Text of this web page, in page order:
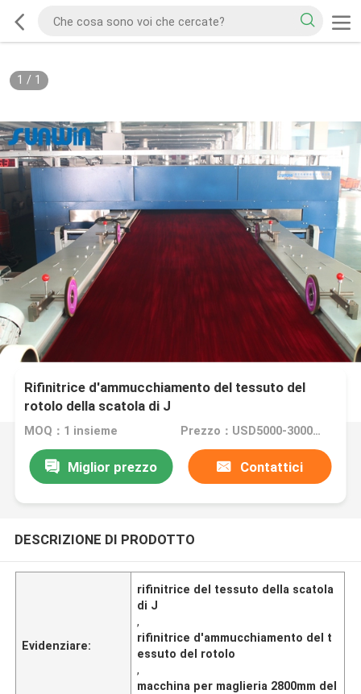
1 / 1
Rifinitrice d'ammucchiamento del tessuto del
rotolo della scatola di J
MOQ：1 insieme Prezzo：USD5000-300000
Miglior prezzo Contattici
DESCRIZIONE DI PRODOTTO
Evidenziare:
rifinitrice del tessuto della scatola
di J
,
rifinitrice d'ammucchiamento del t
essuto del rotolo
,
macchina per maglieria 2800mm del